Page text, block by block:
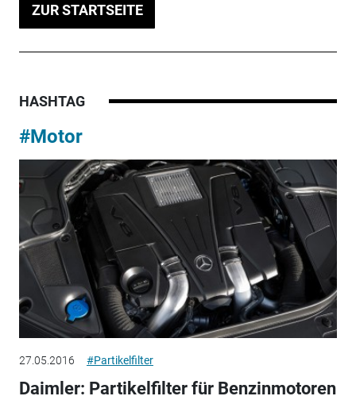
ZUR STARTSEITE
HASHTAG
#Motor
27.05.2016 #Partikelfilter
Daimler: Partikelfilter für Benzinmotoren